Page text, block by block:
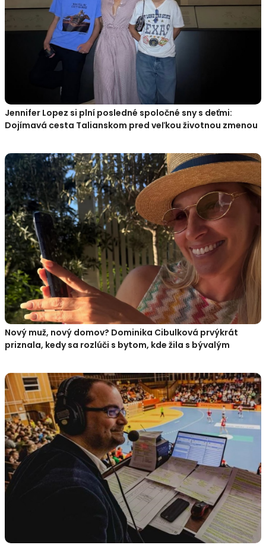
Jennifer Lopez si plní posledné spoločné sny s deťmi:
Dojímavá cesta Talianskom pred veľkou životnou zmenou
Nový muž, nový domov? Dominika Cibulková prvýkrát
priznala, kedy sa rozlúči s bytom, kde žila s bývalým